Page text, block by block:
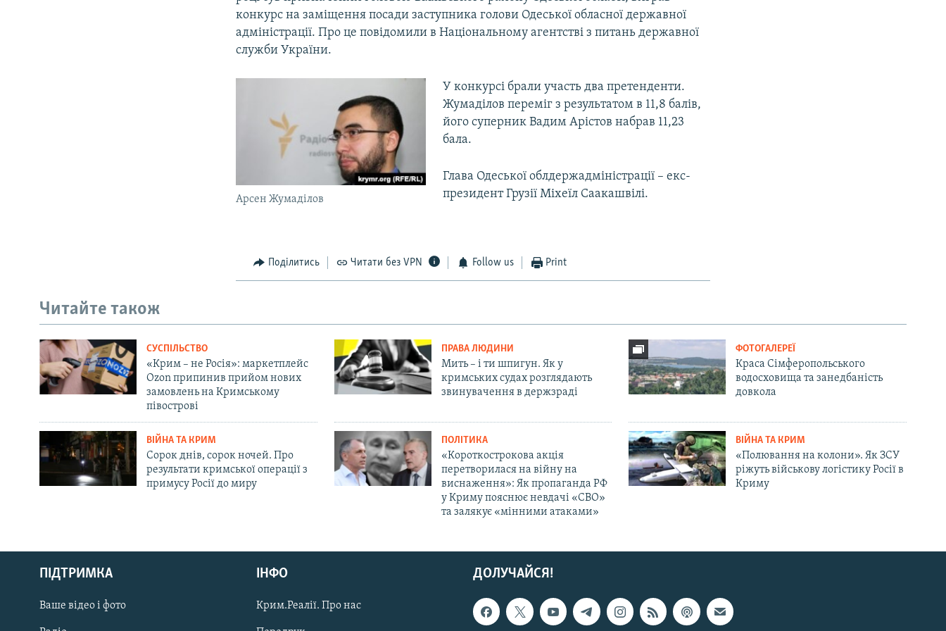
Русский
Qırımtatar
ДОЛУЧАЙСЯ!
конкурс на заміщення посади заступника голови Одеської обласної державної
адміністрації. Про це повідомили в Національному агентстві з питань державної
служби України.
Арсен Жумаділов
У конкурсі брали участь два претенденти.
Жумаділов переміг з результатом в 11,8 балів,
його суперник Вадим Арістов набрав 11,23
бала.
Глава Одеської облдержадміністрації – екс-
президент Грузії Міхеїл Саакашвілі.
Поділитись Читати без VPN Follow us Print
Читайте також
СУСПІЛЬСТВО
«Крим – не Росія»: маркетплейс
Ozon припинив прийом нових
замовлень на Кримському
півострові
ПРАВА ЛЮДИНИ
Мить – і ти шпигун. Як у
кримських судах розглядають
звинувачення в держзраді
ФОТОГАЛЕРЕЇ
Краса Сімферопольського
водосховища та занедбаність
довкола
ВІЙНА ТА КРИМ
Сорок днів, сорок ночей. Про
результати кримської операції з
примусу Росії до миру
ПОЛІТИКА
«Короткострокова акція
перетворилася на війну на
виснаження»: Як пропаганда РФ
у Криму пояснює невдачі «СВО»
та залякує «мінними атаками»
ВІЙНА ТА КРИМ
«Полювання на колони». Як ЗСУ
ріжуть військову логістику Росії в
Криму
ДОЛУЧАЙСЯ!
ПІДТРИМКА
Ваше відео і фото
ІНФО
Крим.Реалії. Про нас